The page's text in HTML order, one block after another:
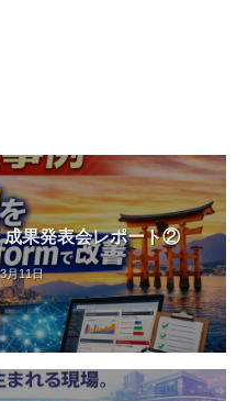
成果発表会レポート②
月11日